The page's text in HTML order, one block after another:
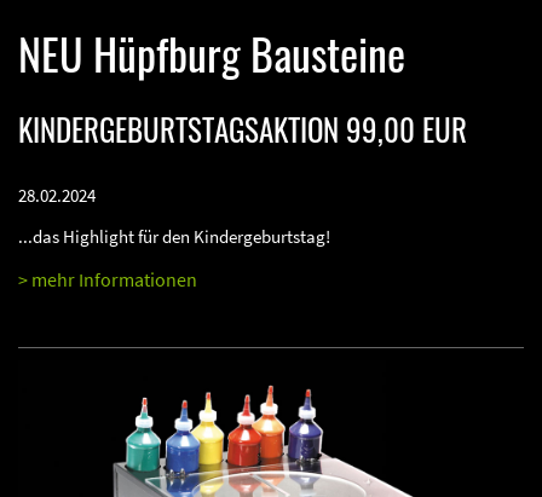
NEU Hüpfburg Bausteine
KINDERGEBURTSTAGSAKTION 99,00 EUR
28.02.2024
...das Highlight für den Kindergeburtstag!
> mehr Informationen